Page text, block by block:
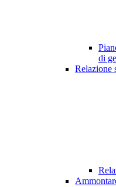
di
Relazione